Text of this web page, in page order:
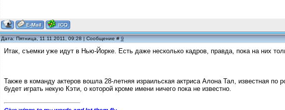
Дата: Пятница, 11.11.2011, 09:28 | Сообщение #9
Итак, съемки уже идут в Нью-Йорке. Есть даже несколько кадров, правда, пока на них
Также в команду актеров вошла 28-летняя израильская актриса Алона Тал, известная
будет играть некую Кэти, о которой кроме имени ничего пока не известно.